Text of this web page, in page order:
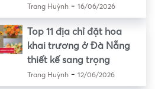
Trang Huỳnh- 16/06/2026
Top 11 địa chỉ đặt hoa
khai trương ở Đà Nẵng
thiết kế sang trọng
Trang Huỳnh- 12/06/2026